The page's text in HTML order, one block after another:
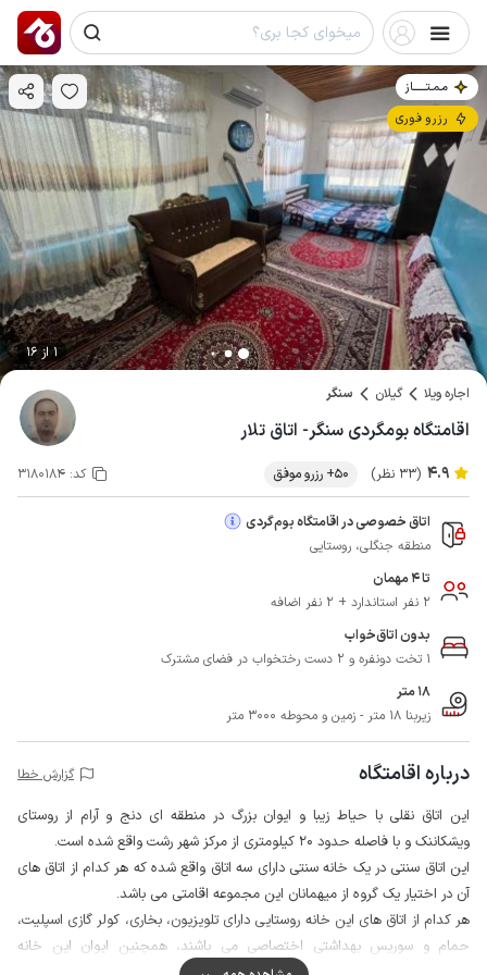
مـمـتــــــاز
رزرو فوری
1 از 16
اجاره ویلا گیلان سنگر
اقامتگاه بومگردی سنگر- اتاق تلار
4.9 (33 نظر) 50+ رزرو موفق کد: 3180184
اتاق خصوصی در اقامتگاه بوم‌گردی
منطقه جنگلی، روستایی
تا 4 مهمان
2 نفر استاندارد + 2 نفر اضافه
بدون اتاق‌خواب
1 تخت دونفره و 2 دست رختخواب در فضای مشترک
18 متر
زیربنا 18 متر - زمین و محوطه 3000 متر
درباره اقامتگاه گزارش خطا
این اتاق نقلی با حیاط زیبا و ایوان بزرگ در منطقه ای دنج و آرام از روستای
ویشکاننک و با فاصله حدود 20 کیلومتری از مرکز شهر رشت واقع شده است.
این اتاق سنتی در یک خانه سنتی دارای سه اتاق واقع شده که هر کدام از اتاق های
آن در اختیار یک گروه از میهمانان این مجموعه اقامتی می باشد.
هر کدام از اتاق های این خانه روستایی دارای تلویزیون، بخاری، کولر گازی اسپلیت،
حمام و سوریس بهداشتی اختصاصی می باشند، همچنین ایوان این خانه